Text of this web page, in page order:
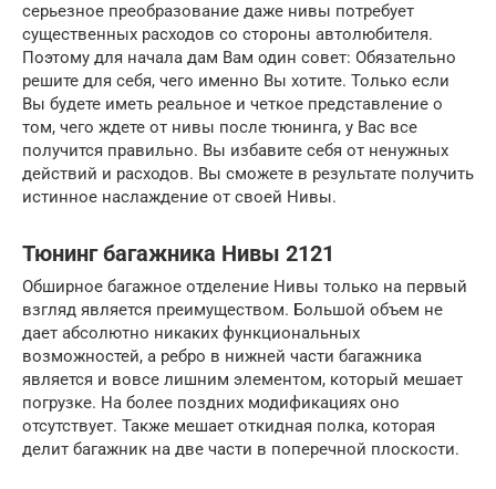
серьезное преобразование даже нивы потребует
существенных расходов со стороны автолюбителя.
Поэтому для начала дам Вам один совет: Обязательно
решите для себя, чего именно Вы хотите. Только если
Вы будете иметь реальное и четкое представление о
том, чего ждете от нивы после тюнинга, у Вас все
получится правильно. Вы избавите себя от ненужных
действий и расходов. Вы сможете в результате получить
истинное наслаждение от своей Нивы.
Тюнинг багажника Нивы 2121
Обширное багажное отделение Нивы только на первый
взгляд является преимуществом. Большой объем не
дает абсолютно никаких функциональных
возможностей, а ребро в нижней части багажника
является и вовсе лишним элементом, который мешает
погрузке. На более поздних модификациях оно
отсутствует. Также мешает откидная полка, которая
делит багажник на две части в поперечной плоскости.